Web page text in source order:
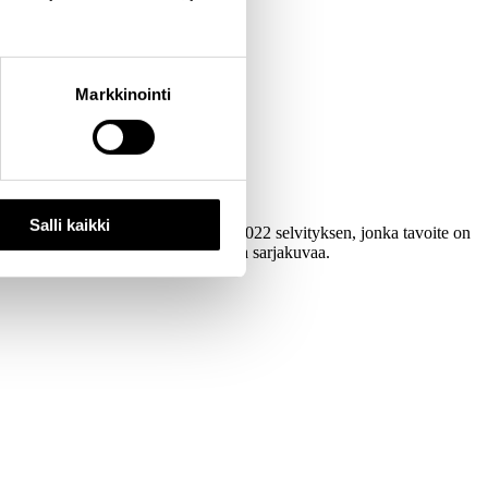
Markkinointi
Salli kaikki
Cupore toteuttaa vuonna 2022 selvityksen, jonka tavoite on
mediataidetta, kuvitustaidetta ja sarjakuvaa.